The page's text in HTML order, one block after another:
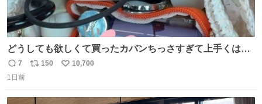
どうしても欲しくて買ったカバンちっさすぎて上手くはめ
ないと荷物入らん。女のカバンってなんでこんなちっさい
の
返
信
7
リ
150
い
10,700
1日前